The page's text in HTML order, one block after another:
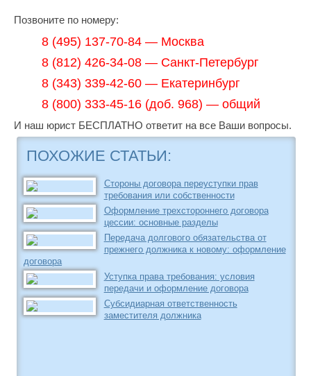
Позвоните по номеру:
8 (495) 137-70-84 — Москва
8 (812) 426-34-08 — Санкт-Петербург
8 (343) 339-42-60 — Екатеринбург
8 (800) 333-45-16 (доб. 968) — общий
И наш юрист БЕСПЛАТНО ответит на все Ваши вопросы.
ПОХОЖИЕ СТАТЬИ:
Стороны договора переуступки прав
требования или собственности
Оформление трехстороннего договора
цессии: основные разделы
Передача долгового обязательства от
прежнего должника к новому: оформление
договора
Уступка права требования: условия
передачи и оформление договора
Субсидиарная ответственность
заместителя должника